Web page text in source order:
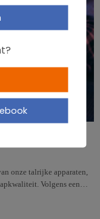
onze talrijke apparaten,
Volgens een…